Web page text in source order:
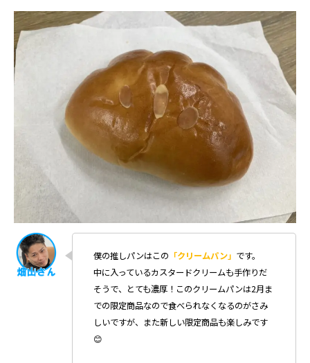
僕の推しパンはこの 「クリームパン」 です。
中に入っているカスタードクリームも手作りだ
そうで、とても濃厚！このクリームパンは2月ま
での限定商品なので食べられなくなるのがさみ
しいですが、また新しい限定商品も楽しみです
😊